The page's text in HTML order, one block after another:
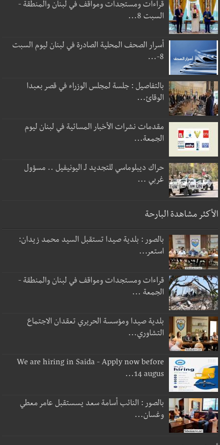
قراءات ومستجدات ومواقف في لبنان والمنطقة -
السبت 8...
أسرار الصحف المحلية الصادرة في لبنان ليوم السبت
8-...
بالتفاصيل : جلسة لمجلس الوزراء في قصر بعبدا
الوقائ...
مقدمات نشرات الأخبار المسائية في لبنان ليوم
الجمعة...
حراك ديبلوماسي للتجديد لـ اليونيفيل .. مسؤول
غربي ...
الأكثر مشاهدة البارحة
بالصور : بلدية صيدا تستقبل السيد محمد زيدان:
استعر...
قراءات ومستجدات ومواقف في لبنان والمنطقة -
الجمعة ...
بلدية صيدا ومؤسسة الحريري تعقدان الاجتماع
التشاوري...
We are hiring in Saida - Apply now before
14 augus...
بالصور : النائب أسامة سعد يسستقبل عامر معطي
وغسان...